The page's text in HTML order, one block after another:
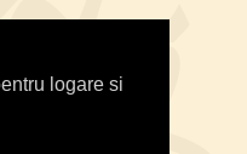
logare si